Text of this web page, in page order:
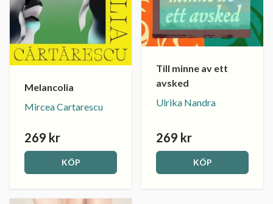
Melancolia
Mircea Cartarescu
269 kr
KÖP
Till minne av ett
avsked
Ulrika Nandra
269 kr
KÖP